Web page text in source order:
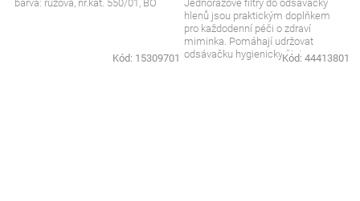
barva: růžová, nr.kat. 550/01, BO
Kód: 15309701
Jednorázové filtry do odsávačky
hlenů jsou praktickým doplňkem
pro každodenní péči o zdraví
miminka. Pomáhají udržovat
odsávačku hygienicky čistou a
Kód: 44413801